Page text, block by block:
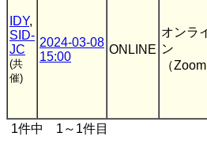
IDY,
SID-
JC
(共
催)
2024-03-08
15:00
ONLINE
オンラ
ン
（Zoom
1件中 1～1件目